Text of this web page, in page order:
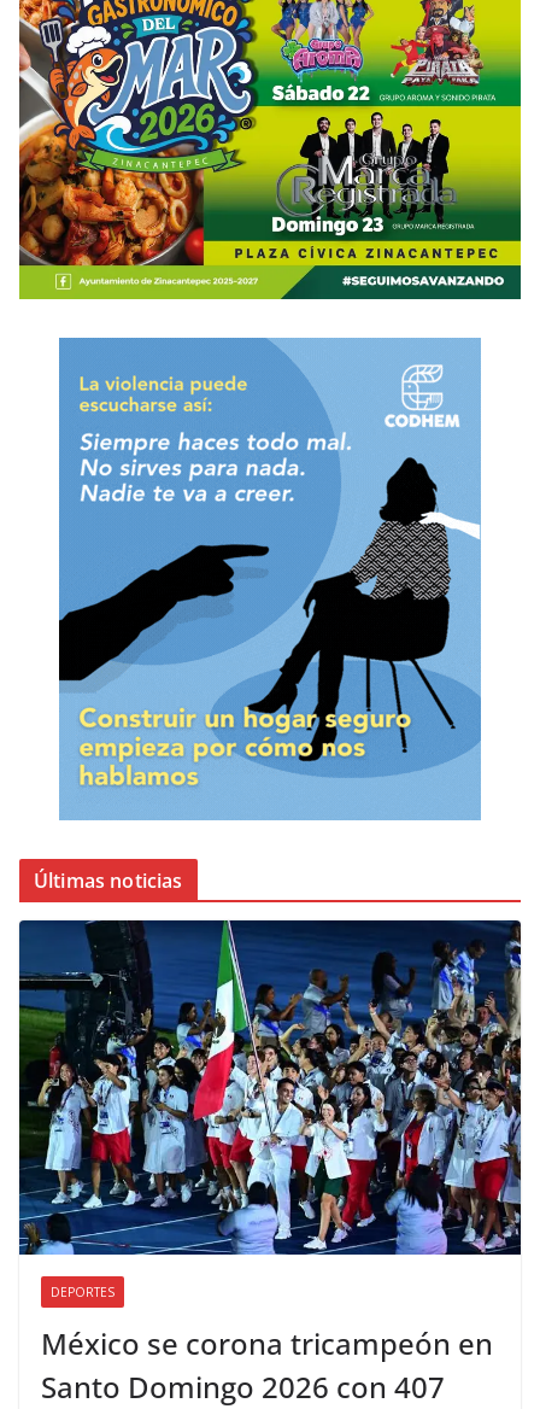
Últimas noticias
DEPORTES
México se corona tricampeón en
Santo Domingo 2026 con 407